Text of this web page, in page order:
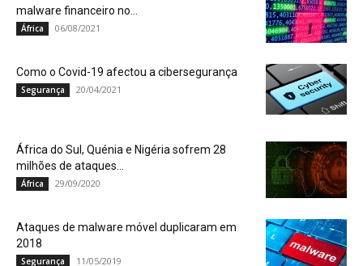
malware financeiro no...
África 06/08/2021
Como o Covid-19 afectou a cibersegurança
Segurança 20/04/2021
África do Sul, Quénia e Nigéria sofrem 28
milhões de ataques...
África 29/09/2020
Ataques de malware móvel duplicaram em
2018
Segurança 11/05/2019